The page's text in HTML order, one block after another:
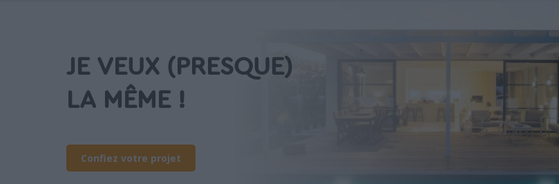
JE VEUX (PRESQUE)
LA MÊME !
Confiez votre projet